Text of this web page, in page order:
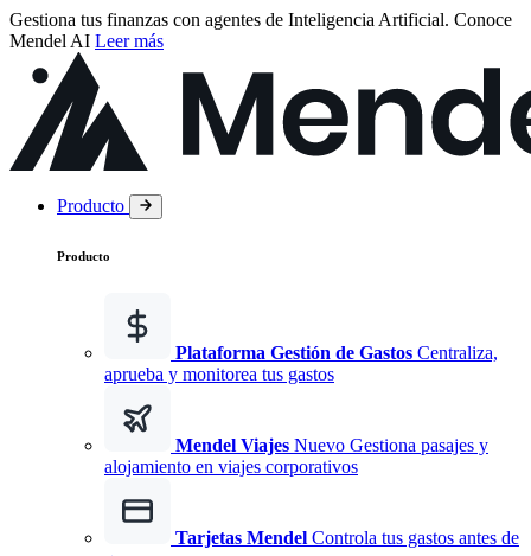
Gestiona tus finanzas con agentes de Inteligencia Artificial. Conoce
Mendel AI Leer más
Producto
Producto
Plataforma Gestión de Gastos Centraliza,
aprueba y monitorea tus gastos
Mendel Viajes Nuevo Gestiona pasajes y
alojamiento en viajes corporativos
Tarjetas Mendel Controla tus gastos antes de